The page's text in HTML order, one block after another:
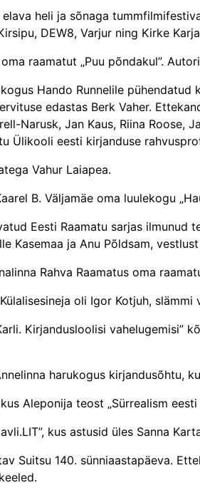
heli ja sõnaga
DEW8, Varjur ning Kirke
raamatut „Puu põndakul”.
Hando Runnelile pühendatud
edastas Berk Vaher.
Narusk, Jan Kaus, Riina Roose,
Ülikooli eesti kirjanduse
Vahur Laiapea.
B. Väljamäe oma luulekogu
Eesti Raamatu sarjas ilmunud
Kasemaa ja Anu Põldsam,
Rahva Raamatus oma
oli Igor Kotjuh, slämmi
Kirjandusloolisi vahelugemisi”
harukogus kirjandusõhtu,
Aleponija teost „Sürrealism
kus astusid üles Sanna
Suitsu 140. sünniaastapäeva.